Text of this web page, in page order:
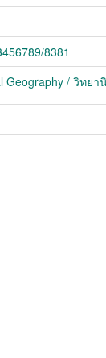
8381
Geography / วิท